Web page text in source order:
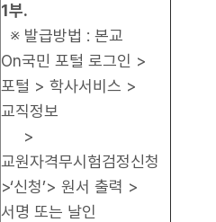
1부.
※ 발급방법 : 본교
On국민 포털 로그인 >
포털 > 학사서비스 >
교직정보
>
교원자격무시험검정신청
>‘신청’> 원서 출력 >
서명 또는 날인